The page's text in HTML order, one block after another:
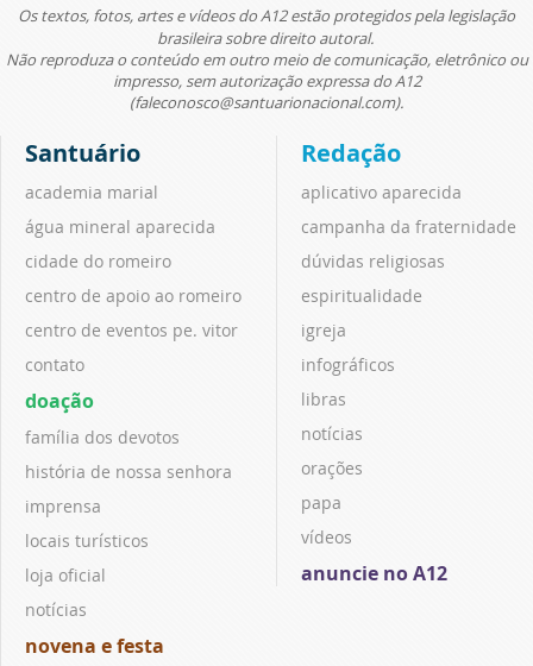
Os textos, fotos, artes e vídeos do A12 estão protegidos pela legislação
brasileira sobre direito autoral.
Não reproduza o conteúdo em outro meio de comunicação, eletrônico ou
impresso, sem autorização expressa do A12
(faleconosco@santuarionacional.com).
Santuário
academia marial
água mineral aparecida
cidade do romeiro
centro de apoio ao romeiro
centro de eventos pe. vitor
contato
doação
família dos devotos
história de nossa senhora
imprensa
locais turísticos
loja oficial
notícias
novena e festa
Redação
aplicativo aparecida
campanha da fraternidade
dúvidas religiosas
espiritualidade
igreja
infográficos
libras
notícias
orações
papa
vídeos
anuncie no A12